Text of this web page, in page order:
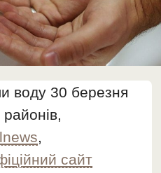
воду 30 березня
,
сайт